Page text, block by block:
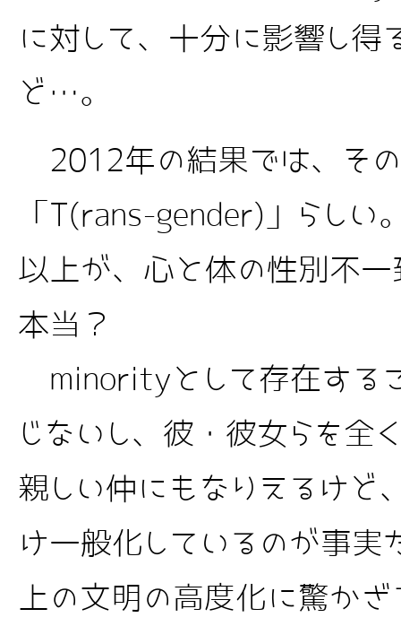
に対して、十分に影響し得
ど…。
2012年の結果では、そ
「T(rans-gender)」らし
以上が、心と体の性別不一
本当？
minorityとして存在する
じないし、彼・彼女らを全
親しい仲にもなりえるけど
け一般化しているのが事実
上の文明の高度化に驚か